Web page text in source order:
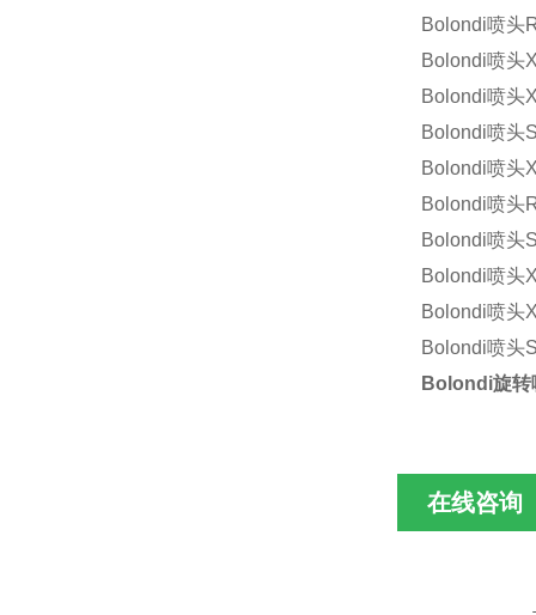
Bolondi喷头
Bolondi喷头
Bolondi喷头
Bolondi喷头
Bolondi喷头
Bolondi喷头
Bolondi喷头
Bolondi喷头
Bolondi喷头
Bolondi喷头
Bolondi旋转
在线咨询